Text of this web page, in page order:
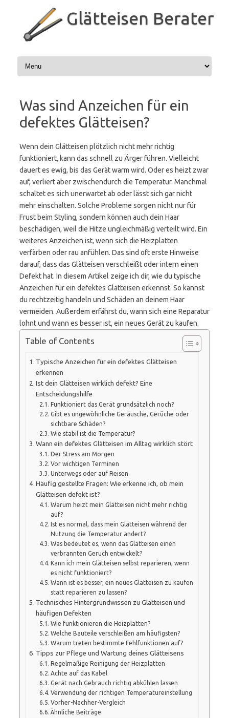
Glätteisen Berater
Was sind Anzeichen für ein
defektes Glätteisen?
Wenn dein Glätteisen plötzlich nicht mehr richtig
funktioniert, kann das schnell zu Ärger führen. Vielleicht
dauert es ewig, bis das Gerät warm wird. Oder es heizt zwar
auf, verliert aber zwischendurch die Temperatur. Manchmal
schaltet es sich unerwartet ab oder lässt sich gar nicht
mehr einschalten. Solche Probleme sorgen nicht nur für
Frust beim Styling, sondern können auch dein Haar
beschädigen, weil die Hitze ungleichmäßig verteilt wird. Ein
weiteres Anzeichen ist, wenn sich die Heizplatten
verfärben oder rau anfühlen. Das sind oft erste Hinweise
darauf, dass das Glätteisen verschleißt oder intern einen
Defekt hat. In diesem Artikel zeige ich dir, wie du typische
Anzeichen für ein defektes Glätteisen erkennst. So kannst
du rechtzeitig handeln und Schäden an deinem Haar
vermeiden. Außerdem erfährst du, wann sich eine Reparatur
lohnt und wann es besser ist, ein neues Gerät zu kaufen.
Table of Contents
Typische Anzeichen für ein defektes Glätteisen
erkennen
Ist dein Glätteisen wirklich defekt? Eine
Entscheidungshilfe
Funktioniert das Gerät grundsätzlich noch?
Gibt es ungewöhnliche Geräusche, Gerüche oder
sichtbare Schäden?
Wie stabil ist die Temperatur?
Wann ein defektes Glätteisen im Alltag wirklich stört
Der Stress am Morgen
Vor wichtigen Terminen
Unterwegs oder auf Reisen
Häufig gestellte Fragen: Wie erkenne ich, ob mein
Glätteisen defekt ist?
Warum heizt mein Glätteisen nicht mehr richtig
auf?
Ist es normal, dass mein Glätteisen während der
Nutzung die Temperatur ändert?
Was bedeutet es, wenn das Glätteisen einen
verbrannten Geruch entwickelt?
Kann ich mein Glätteisen selbst reparieren, wenn
es nicht funktioniert?
Wann ist es besser, ein neues Glätteisen zu kaufen
statt reparieren zu lassen?
Technisches Hintergrundwissen zu Glätteisen und
häufigen Defekten
Wie funktionieren die Heizplatten?
Welche Bauteile verschleißen am häufigsten?
Warum treten bestimmte Fehlfunktionen auf?
Tipps zur Pflege und Wartung deines Glätteisens
Regelmäßige Reinigung der Heizplatten
Achte auf das Kabel
Gerät nach Gebrauch richtig abkühlen lassen
Verwendung der richtigen Temperatureinstellung
Vorher-Nachher-Vergleich
Ähnliche Beiträge: